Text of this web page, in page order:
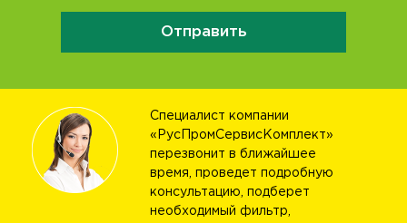
Отправить
Специалист компании
«РусПромСервисКомплект»
перезвонит в ближайшее
время, проведет подробную
консультацию, подберет
необходимый фильтр,